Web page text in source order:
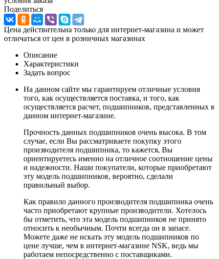
Поделиться
Цена действительна только для интернет-магазина и может
отличаться от цен в розничных магазинах
Описание
Характеристики
Задать вопрос
На данном сайте мы гарантируем отличные условия
того, как осуществляется поставка, и того, как
осуществляется расчет, подшипников, представленных в
данном интернет-магазине.
Прочность данных подшипников очень высока. В том
случае, если Вы рассматриваете покупку этого
производителя подшипника, то кажется, Вы
ориентируетесь именно на отличное соотношение цены
и надежности. Наши покупатели, которые приобретают
эту модель подшипников, вероятно, сделали
правильный выбор.
Как правило данного производителя подшипника очень
часто приобретают крупные производители. Хотелось
бы отметить, что эта модель подшипников не принято
относить к необычным. Почти всегда он в запасе.
Можете даже не искать эту модель подшипников по
цене лучше, чем в интернет-магазине NSK, ведь мы
работаем непосредственно с поставщиками.